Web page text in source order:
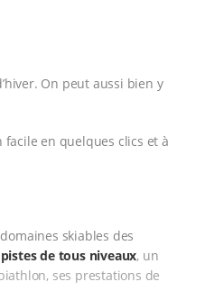
On peut aussi bien y
facile en quelques clics et à
skiables des
de tous niveaux, un
ses prestations de